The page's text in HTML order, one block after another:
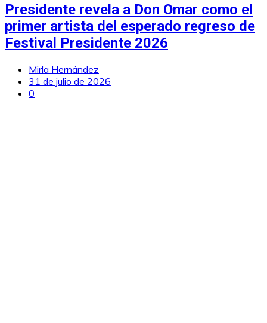
Presidente revela a Don Omar como el
primer artista del esperado regreso de
Festival Presidente 2026
Mirla Hernández
31 de julio de 2026
0